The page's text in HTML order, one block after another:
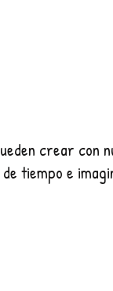
crear con
tiempo e